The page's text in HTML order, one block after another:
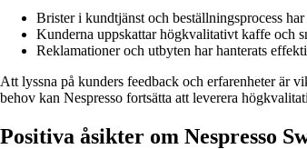
Brister i kundtjänst och beställningsprocess har
Kunderna uppskattar högkvalitativt kaffe och
Reklamationer och utbyten har hanterats
Att lyssna på kunders feedback och erfarenheter är
behov kan Nespresso fortsätta att leverera
Positiva åsikter om Nespresso